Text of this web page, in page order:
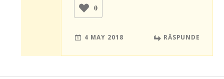
0
4 MAY 2018 RĂSPUNDE